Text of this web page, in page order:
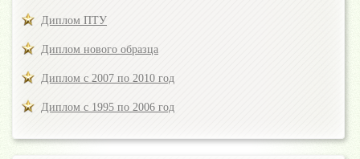
Диплом ПТУ
Диплом нового образца
Диплом с 2007 по 2010 год
Диплом с 1995 по 2006 год